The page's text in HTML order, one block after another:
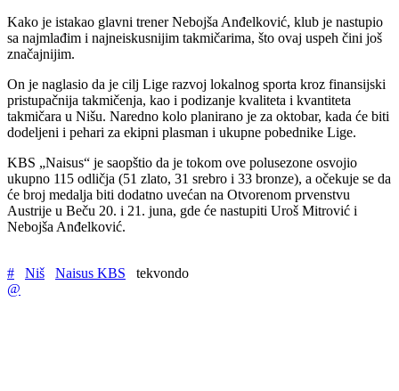
Kako je istakao glavni trener Nebojša Anđelković, klub je nastupio
sa najmlađim i najneiskusnijim takmičarima, što ovaj uspeh čini još
značajnijim.
On je naglasio da je cilj Lige razvoj lokalnog sporta kroz finansijski
pristupačnija takmičenja, kao i podizanje kvaliteta i kvantiteta
takmičara u Nišu. Naredno kolo planirano je za oktobar, kada će biti
dodeljeni i pehari za ekipni plasman i ukupne pobednike Lige.
KBS „Naisus“ je saopštio da je tokom ove polusezone osvojio
ukupno 115 odličja (51 zlato, 31 srebro i 33 bronze), a očekuje se da
će broj medalja biti dodatno uvećan na Otvorenom prvenstvu
Austrije u Beču 20. i 21. juna, gde će nastupiti Uroš Mitrović i
Nebojša Anđelković.
# Niš Naisus KBS
tekvondo
@